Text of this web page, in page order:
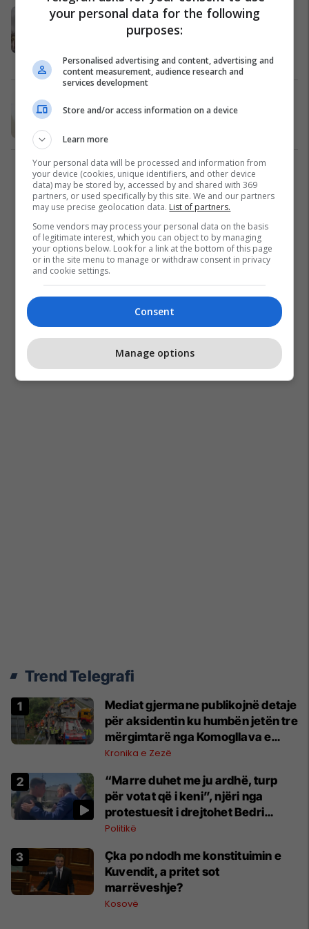
Zjarri në IML, Haliti: I gjithë
dokumentacioni i djegur ekziston
Kosovë 21/11/2023
Ministria e Drejtësisë
2
Trend Telegrafi
Mediat gjermane publikojnë detaje
për aksidentin ku humbën jetën tre
mërgimtarë nga Komogllava e
Ferizajt
Kronika e Zezë
“Marre duhet me ju ardhë, turp
për votat që i keni”, njëri nga
protestuesit i drejtohet Bedri
Hamzës
Politikë
Çka po ndodh me konstituimin e
Kuvendit, a pritet sot
marrëveshje?
Kosovë
your personal data for the following
purposes:
Personalised advertising and content, advertising and
content measurement, audience research and
services development
Store and/or access information on a device
Learn more
Your personal data will be processed and information from
your device (cookies, unique identifiers, and other device
data) may be stored by, accessed by and shared with 369
partners, or used specifically by this site. We and our partners
may use precise geolocation data. List of partners.
Some vendors may process your personal data on the basis
of legitimate interest, which you can object to by managing
your options below. Look for a link at the bottom of this page
or in the site menu to manage or withdraw consent in privacy
and cookie settings.
Consent
Manage options